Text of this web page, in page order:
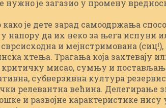
нужно је загазио у промену
како је дете зарад самоодржања
напору да их неко за њега испуни
сврсисходна и мејнстримована
хтења. Трагања која захтевају
критичку мисао, сумњу и
субверзивна култура
релевантна већина. Делегирање
и развојне карактеристике нису